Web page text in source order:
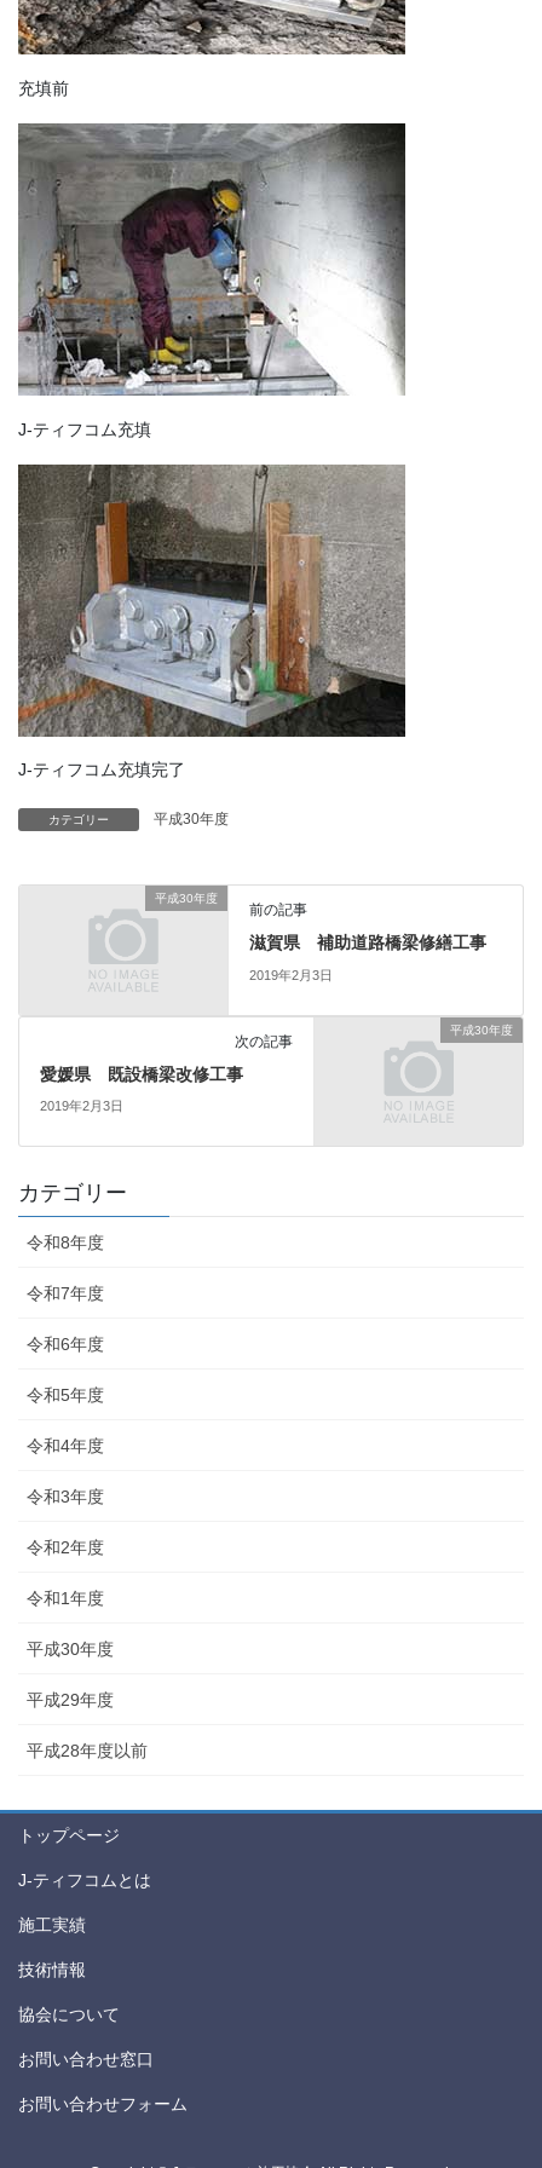
充填前
J-ティフコム充填
J-ティフコム充填完了
カテゴリー 平成30年度
平成30年度
前の記事
滋賀県 補助道路橋梁修繕工事
2019年2月3日
平成30年度
次の記事
愛媛県 既設橋梁改修工事
2019年2月3日
カテゴリー
令和8年度
令和7年度
令和6年度
令和5年度
令和4年度
令和3年度
令和2年度
令和1年度
平成30年度
平成29年度
平成28年度以前
トップページ
J-ティフコムとは
施工実績
技術情報
協会について
お問い合わせ窓口
お問い合わせフォーム